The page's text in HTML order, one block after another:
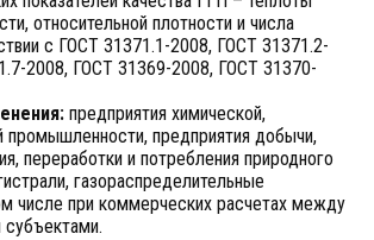
относительной плотности и числа
с ГОСТ 31371.1-2008, ГОСТ 31371.2-
2008, ГОСТ 31369-2008, ГОСТ 31370-
предприятия химической,
промышленности, предприятия добычи,
переработки и потребления природного
газораспределительные
числе при коммерческих расчетах между